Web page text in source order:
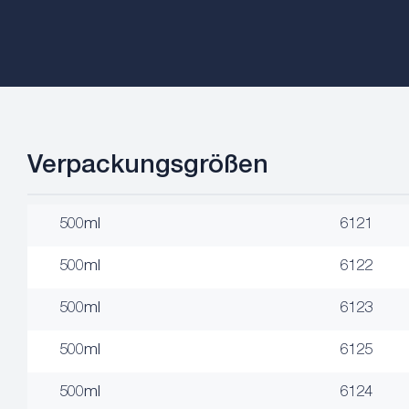
Verpackungsgrößen
500ml 6121
500ml 6122
500ml 6123
500ml 6125
500ml 6124